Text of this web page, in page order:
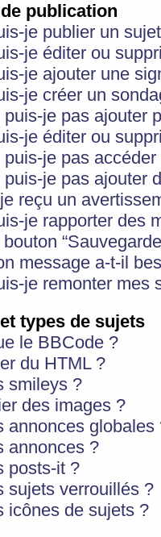
publication
je publier un
je éditer ou
je ajouter une
je créer un
je pas ajouter
je éditer ou
je pas
je pas ajouter
reçu un
je rapporter des
bouton
message a-t-il
je remonter mes
types de sujets
le BBCode ?
du HTML ?
smileys ?
des images ?
annonces globales
annonces ?
posts-it ?
sujets verrouillés ?
icônes de sujets ?